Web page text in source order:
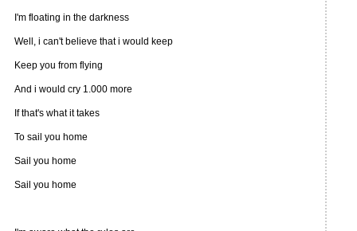
I'm floating in the darkness
Well, i can't believe that i would keep
Keep you from flying
And i would cry 1.000 more
If that's what it takes
To sail you home
Sail you home
Sail you home